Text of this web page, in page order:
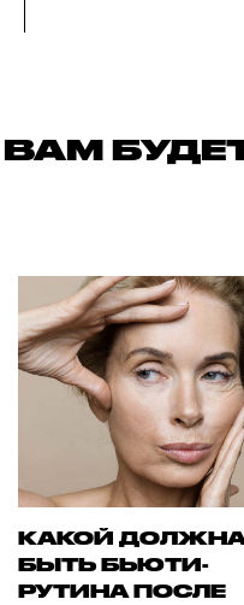
ВАМ
КАКОЙ
БЫТЬ БЬЮТИ-
РУТИНА ПОСЛЕ